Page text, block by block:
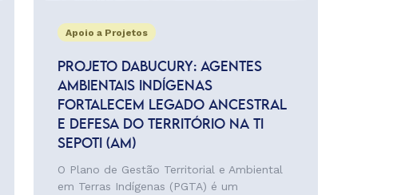
Apoio a Projetos
PROJETO DABUCURY: AGENTES
AMBIENTAIS INDÍGENAS
FORTALECEM LEGADO ANCESTRAL
E DEFESA DO TERRITÓRIO NA TI
SEPOTI (AM)
O Plano de Gestão Territorial e Ambiental
em Terras Indígenas (PGTA) é um